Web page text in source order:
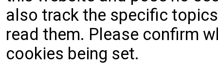
also track the specific
read them. Please confirm
cookies being set.